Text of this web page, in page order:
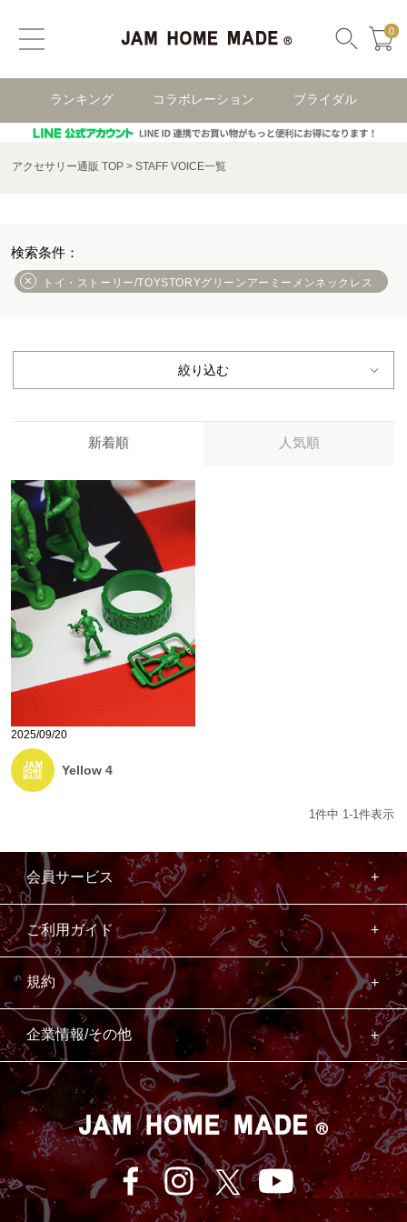
0
ランキング コラボレーション ブライダル
アクセサリー通販 TOP STAFF VOICE一覧
トイ・ストーリー/TOYSTORYグリーンアーミーメンネックレス
絞り込む
新着順 人気順
2025/09/20
Yellow 4
1 件中 1 -1 件表示
会員サービス
ご利用ガイド
規約
企業情報/その他